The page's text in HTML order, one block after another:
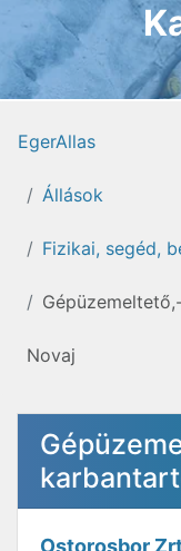
EgerAllas
Állások
Fizikai, segéd,
Novaj
Ostorosbor